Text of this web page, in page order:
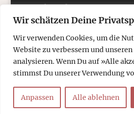
Wir schätzen Deine
Wir verwenden Cookies, um die
Website zu verbessern und
analysieren. Wenn Du auf »Alle
stimmst Du unserer Verwendung
Anpassen Alle ablehnen
Social Media